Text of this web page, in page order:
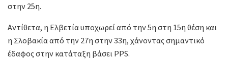
στην 25η.
Αντίθετα, η Ελβετία υποχωρεί από την 5η στη 15η θέση και
η Σλοβακία από την 27η στην 33η, χάνοντας σημαντικό
έδαφος στην κατάταξη βάσει PPS.